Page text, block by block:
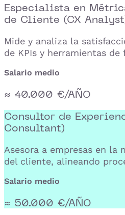
Especialista en
de Cliente (CX
Mide y analiza la
de KPIs y herramientas de
Salario medio
≈ 40.000 €/AÑO
Consultor de
Consultant)
Asesora a empresas en la
del cliente, alineando
Salario medio
≈ 50.000 €/AÑO